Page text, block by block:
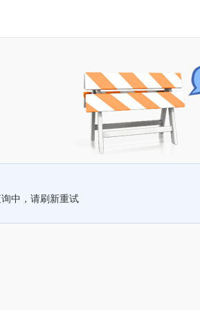
中，请刷新重试